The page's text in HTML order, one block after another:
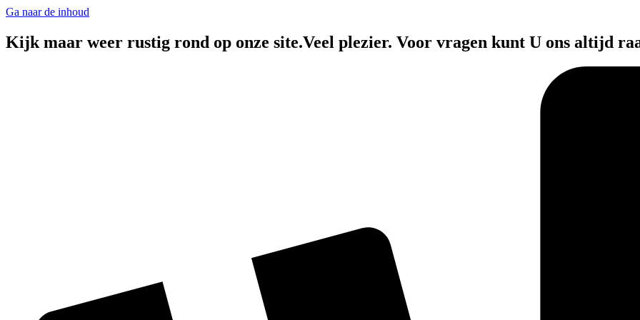
Ga naar de inhoud
Kijk maar weer rustig rond op onze site.Veel plezier. Voor vragen kunt U ons altijd